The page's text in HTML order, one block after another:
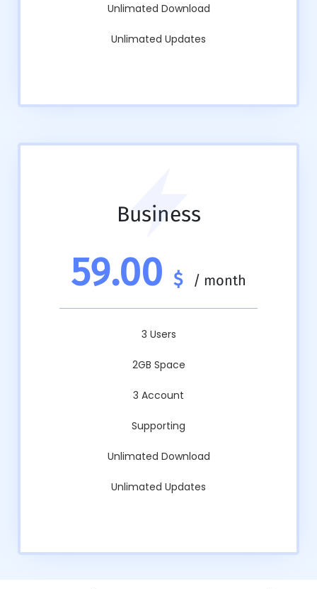
Unlimated Download
Unlimated Updates
Business
59.00 $ / month
3 Users
2GB Space
3 Account
Supporting
Unlimated Download
Unlimated Updates